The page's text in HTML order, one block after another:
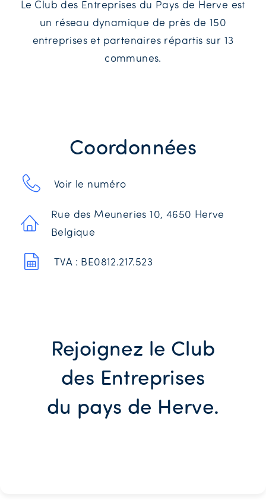
Le Club des Entreprises du Pays de Herve est
un réseau dynamique de près de 150
entreprises et partenaires répartis sur 13
communes.
Coordonnées
Voir le numéro
Rue des Meuneries 10, 4650 Herve
Belgique
TVA : BE0812.217.523
Rejoignez le Club
des Entreprises
du pays de Herve.